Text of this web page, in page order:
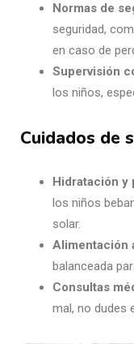
Normas de
seguridad,
en caso de
Supervisión
los niños,
Cuidados de
Hidratación y
los niños
solar.
Alimentación
balanceada
Consultas
mal, no dudes